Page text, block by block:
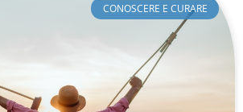
CONOSCERE E CURARE